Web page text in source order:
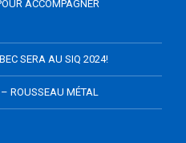
ACCOMPAGNER
SERA AU SIQ 2024!
ROUSSEAU MÉTAL